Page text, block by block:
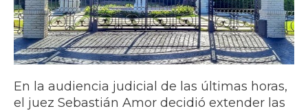
En la audiencia judicial de las últimas horas,
el juez Sebastián Amor decidió extender las